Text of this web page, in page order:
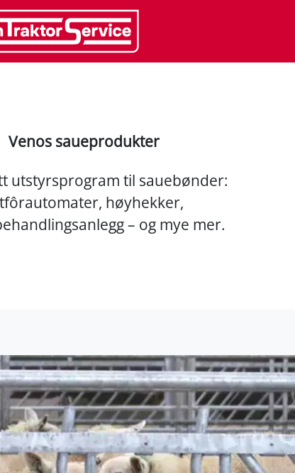
Venos saueprodukter
utstyrsprogram til sauebønder:
høyhekker,
– og mye mer.